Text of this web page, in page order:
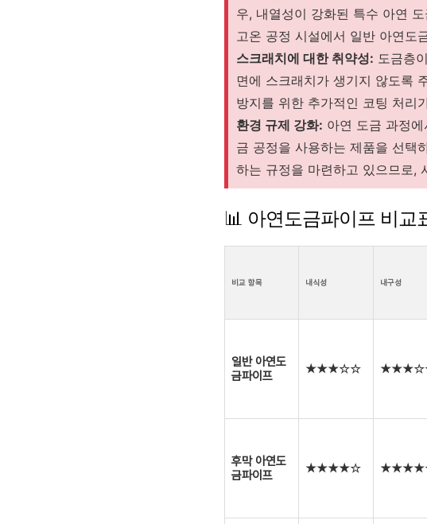
우, 내열성이 강화된 특수 아연
고온 공정 시설에서 일반 아연도
스크래치에 대한 취약성: 도금층
면에 스크래치가 생기지 않도록
방지를 위한 추가적인 코팅 처리
환경 규제 강화: 아연 도금 과정
금 공정을 사용하는 제품을 선택
하는 규정을 마련하고 있으므로,
📊 아연도금파이프 비교
비교 항목 내식성 내구성
일반 아연도
금파이프
★★★☆☆
후막 아연도
금파이프
★★★★☆